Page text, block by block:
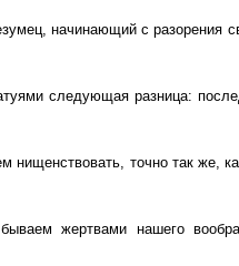
начинающий с разорения
следующая разница:
нищенствовать, точно так же,
жертвами нашего